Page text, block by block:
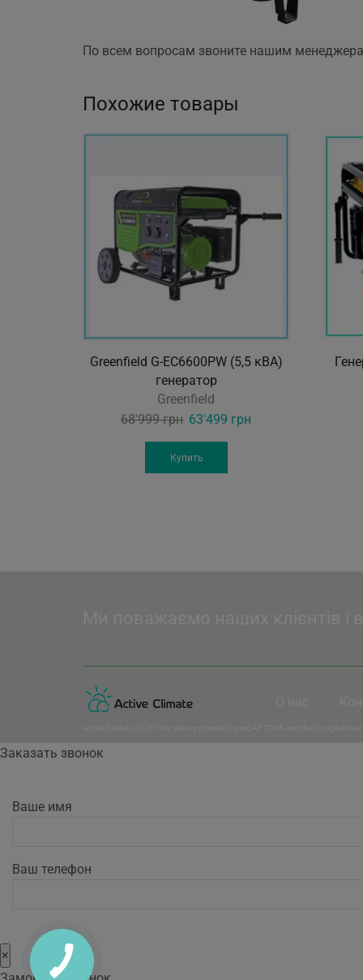
По всем вопросам звоните нашим
Похожие товары
Greenfield G-EC6600PW (5,5 кВА)
генератор
Greenfield
68'999грн Original
price
was:
68'999 грн.
63'499 грн
Купить
Заказать звонок
Ваше имя
Ваш телефон
×